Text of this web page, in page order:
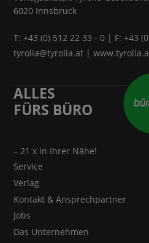
6020 Innsbruck
T:+43 (0) 512 22 33 - 0 | F: +43
tyrolia@tyrolia.at |
ALLES
FÜRS BÜRO
– 21 x in Ihrer Nähe!
Service
Verlag
Kontakt & Ansprechpartner
Jobs
Das Unternehmen